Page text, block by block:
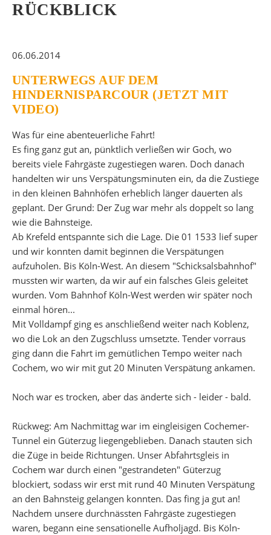
RÜCKBLICK
06.06.2014
UNTERWEGS AUF DEM
HINDERNISPARCOUR (JETZT MIT
VIDEO)
Was für eine abenteuerliche Fahrt!
Es fing ganz gut an, pünktlich verließen wir Goch, wo
bereits viele Fahrgäste zugestiegen waren. Doch danach
handelten wir uns Verspätungsminuten ein, da die Zustiege
in den kleinen Bahnhöfen erheblich länger dauerten als
geplant. Der Grund: Der Zug war mehr als doppelt so lang
wie die Bahnsteige.
Ab Krefeld entspannte sich die Lage. Die 01 1533 lief super
und wir konnten damit beginnen die Verspätungen
aufzuholen. Bis Köln-West. An diesem "Schicksalsbahnhof"
mussten wir warten, da wir auf ein falsches Gleis geleitet
wurden. Vom Bahnhof Köln-West werden wir später noch
einmal hören...
Mit Volldampf ging es anschließend weiter nach Koblenz,
wo die Lok an den Zugschluss umsetzte. Tender vorraus
ging dann die Fahrt im gemütlichen Tempo weiter nach
Cochem, wo wir mit gut 20 Minuten Verspätung ankamen.
Noch war es trocken, aber das änderte sich - leider - bald.
Rückweg: Am Nachmittag war im eingleisigen Cochemer-
Tunnel ein Güterzug liegengeblieben. Danach stauten sich
die Züge in beide Richtungen. Unser Abfahrtsgleis in
Cochem war durch einen "gestrandeten" Güterzug
blockiert, sodass wir erst mit rund 40 Minuten Verspätung
an den Bahnsteig gelangen konnten. Das fing ja gut an!
Nachdem unsere durchnässten Fahrgäste zugestiegen
waren, begann eine sensationelle Aufholjagd. Bis Köln-